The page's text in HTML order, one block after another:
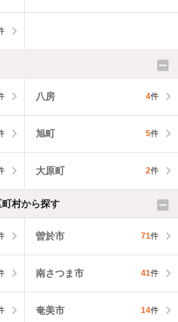
八房 4件
旭町 5件
大原町 2件
村から探す
曽於市 71件
南さつま市 41件
奄美市 14件